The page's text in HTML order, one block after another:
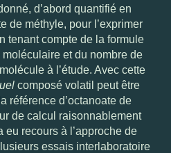
d’abord quantifié en
de méthyle, pour l’exprimer
tenant compte de la formule
et du nombre de
à l’étude. Avec cette
composé volatil peut être
référence d’octanoate de
de calcul raisonnablement
eu recours à l’approche de
essais interlaboratoire